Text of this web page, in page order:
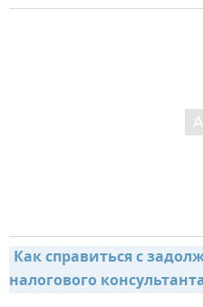
Как справиться с
налогового